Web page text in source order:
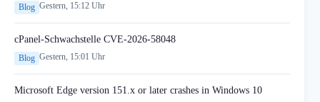
Blog Gestern, 15:12 Uhr
cPanel-Schwachstelle CVE-2026-58048
Blog Gestern, 15:01 Uhr
Microsoft Edge version 151.x or later crashes in Windows 10